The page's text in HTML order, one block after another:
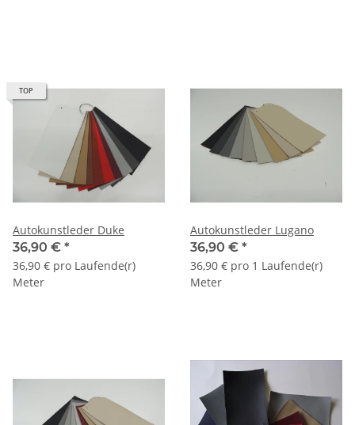
TOP
Autokunstleder Duke
36,90 € *
36,90 € pro Laufende(r)
Meter
Autokunstleder Lugano
36,90 € *
36,90 € pro 1 Laufende(r)
Meter